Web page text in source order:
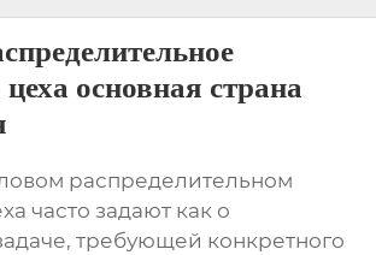
цеха основная страна
распределительном
часто задают как о
требующей конкретного